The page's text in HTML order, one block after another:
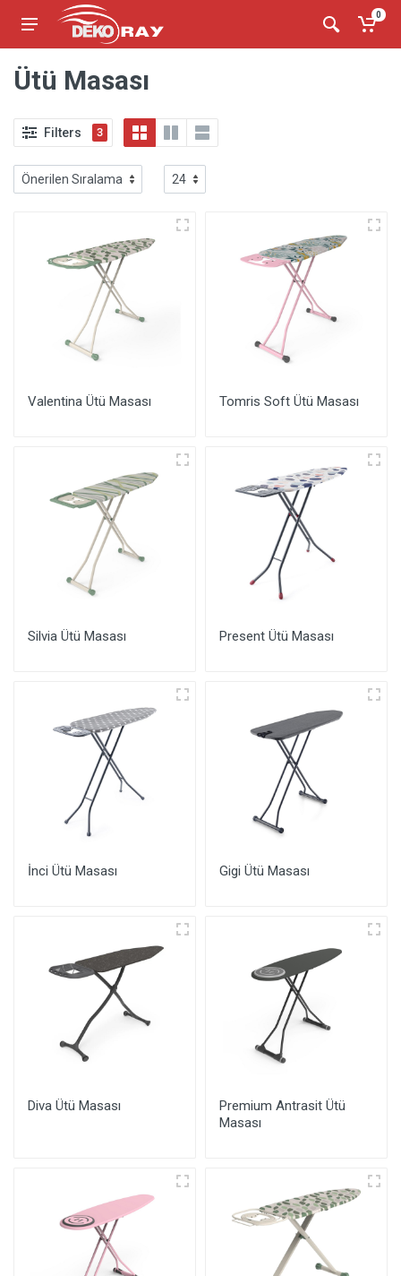
0
Ütü Masası
Filters 3
Valentina Ütü Masası Tomris Soft Ütü Masası
Silvia Ütü Masası Present Ütü Masası
İnci Ütü Masası Gigi Ütü Masası
Diva Ütü Masası
Premium Antrasit Ütü
Masası